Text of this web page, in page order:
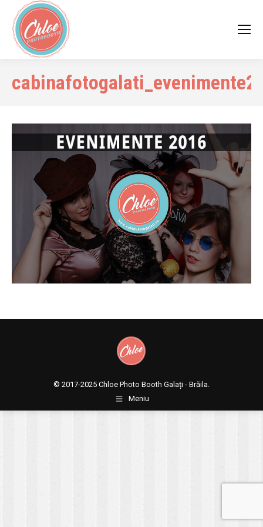
© 2017-2025 Chloe Photo Booth Galați - Brăila.
Meniu